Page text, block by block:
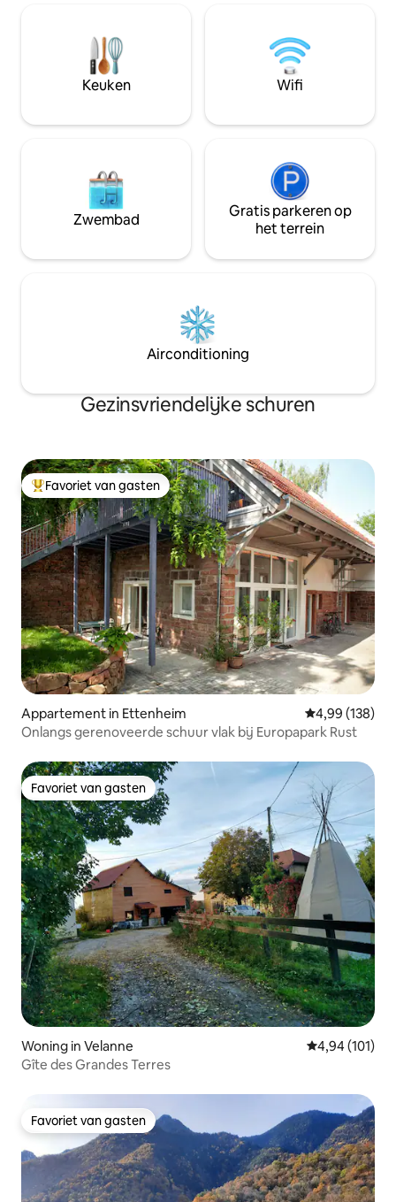
slaapkamer, 1 tweepersoonsbed of 2
eenpersoonsbedden - Linnengoed
aanwezig - Smart-tv: CANAL+, Netflix,
die gelooft in het
en geschiedenis -
schuilplaats
samenleven.
Keuken Wifi
Zwembad
Gratis parkeren op
het terrein
Airconditioning
Gezinsvriendelijke schuren
Topfavoriet van gasten
Favoriet van gasten
Appartement in Ettenheim Gemiddelde
4,99 (138)
Onlangs gerenoveerde schuur vlak bij Europapark Rust
Favoriet van gasten
Favoriet van gasten
Woning in Velanne Gemiddelde
4,94 (101)
Gîte des Grandes Terres
Favoriet van gasten
Favoriet van gasten